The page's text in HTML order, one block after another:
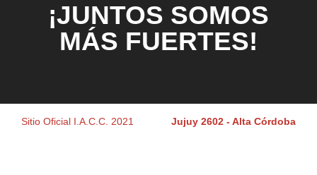
¡JUNTOS SOMOS
MÁS FUERTES!
Sitio Oficial I.A.C.C. 2021 Jujuy 2602 - Alta Córdoba